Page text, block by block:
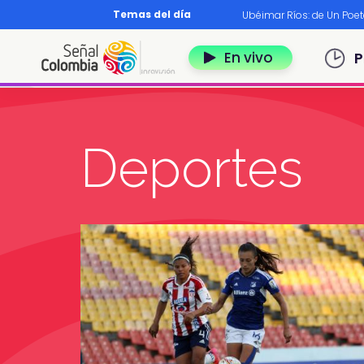
Pasar al contenido principal
Temas del día
Diccionario nariñense | Murió Leo Dan Ubéimar Ríos: de Un
En vivo Navegación
Deportes